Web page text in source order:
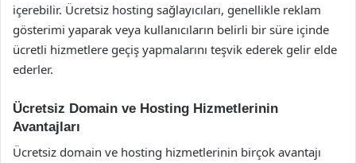
içerebilir. Ücretsiz hosting sağlayıcıları, genellikle reklam
gösterimi yaparak veya kullanıcıların belirli bir süre içinde
ücretli hizmetlere geçiş yapmalarını teşvik ederek gelir elde
ederler.
Ücretsiz Domain ve Hosting Hizmetlerinin
Avantajları
Ücretsiz domain ve hosting hizmetlerinin birçok avantajı